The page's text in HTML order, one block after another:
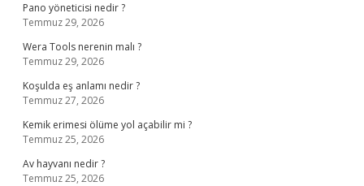
Pano yöneticisi nedir ?
Temmuz 29, 2026
Wera Tools nerenin malı ?
Temmuz 29, 2026
Koşulda eş anlamı nedir ?
Temmuz 27, 2026
Kemik erimesi ölüme yol açabilir mi ?
Temmuz 25, 2026
Av hayvanı nedir ?
Temmuz 25, 2026